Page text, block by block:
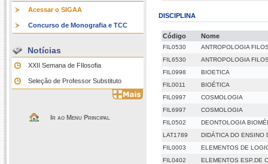
Acessar o SIGAA
Concurso de Monografia e TCC
Notícias
XXII Semana de FIlosofia
Seleção de Professor Substituto
Ir ao Menu Principal
DISCIPLINA
Código Nome
FIL0530
ANTROPOLOGIA
FIL6530
ANTROPOLOGIA
FIL0998
BIOETICA
FIL0011
BIOÉTICA
FIL0997
COSMOLOGIA
FIL6997
COSMOLOGIA
FIL0502
DEONTOLOGIA
LAT1789
DIDÁTICA DO ENSINO
FIL0003
ELEMENTOS DE
FIL0402
ELEMENTOS ESP.DE